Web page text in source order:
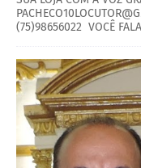
(75)98656022 VOCÊ